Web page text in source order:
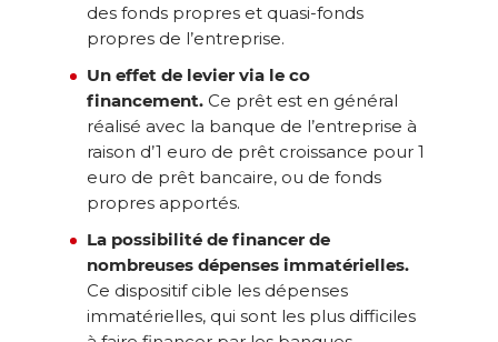
des fonds propres et quasi-fonds
propres de l’entreprise.
Un effet de levier via le co
financement.Ce prêt est en général
réalisé avec la banque de l’entreprise à
raison d’1 euro de prêt croissance pour 1
euro de prêt bancaire, ou de fonds
propres apportés.
La possibilité de financer de
nombreuses dépenses immatérielles.
Ce dispositif cible les dépenses
immatérielles, qui sont les plus difficiles